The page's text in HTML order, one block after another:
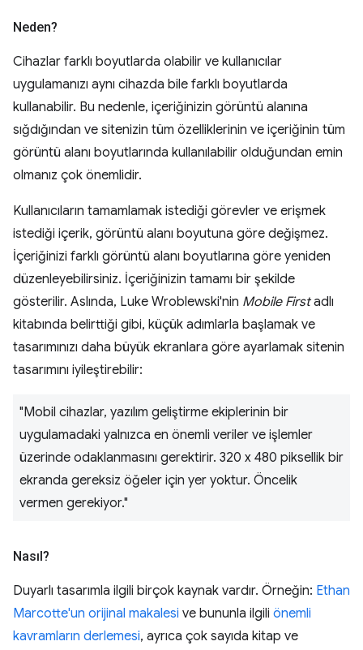
Neden?
Cihazlar farklı boyutlarda olabilir ve kullanıcılar
uygulamanızı aynı cihazda bile farklı boyutlarda
kullanabilir. Bu nedenle, içeriğinizin görüntü alanına
sığdığından ve sitenizin tüm özelliklerinin ve içeriğinin tüm
görüntü alanı boyutlarında kullanılabilir olduğundan emin
olmanız çok önemlidir.
Kullanıcıların tamamlamak istediği görevler ve erişmek
istediği içerik, görüntü alanı boyutuna göre değişmez.
İçeriğinizi farklı görüntü alanı boyutlarına göre yeniden
düzenleyebilirsiniz. İçeriğinizin tamamı bir şekilde
gösterilir. Aslında, Luke Wroblewski'nin Mobile Firstadlı
kitabında belirttiği gibi, küçük adımlarla başlamak ve
tasarımınızı daha büyük ekranlara göre ayarlamak sitenin
tasarımını iyileştirebilir:
"Mobil cihazlar, yazılım geliştirme ekiplerinin bir
uygulamadaki yalnızca en önemli veriler ve işlemler
üzerinde odaklanmasını gerektirir. 320 x 480 piksellik bir
ekranda gereksiz öğeler için yer yoktur. Öncelik
vermen gerekiyor."
Nasıl?
Duyarlı tasarımla ilgili birçok kaynak vardır. Örneğin: Ethan
Marcotte'un orijinal makalesi ve bununla ilgili önemli
kavramların derlemesi, ayrıca çok sayıda kitap ve